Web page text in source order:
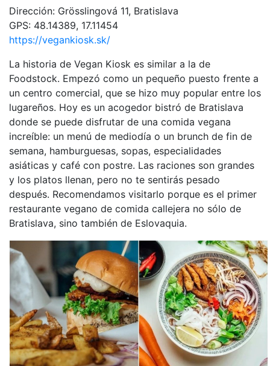
Dirección: Grösslingová 11, Bratislava
GPS: 48.14389, 17.11454
https://vegankiosk.sk/
La historia de Vegan Kiosk es similar a la de
Foodstock. Empezó como un pequeño puesto frente a
un centro comercial, que se hizo muy popular entre los
lugareños. Hoy es un acogedor bistró de Bratislava
donde se puede disfrutar de una comida vegana
increíble: un menú de mediodía o un brunch de fin de
semana, hamburguesas, sopas, especialidades
asiáticas y café con postre. Las raciones son grandes
y los platos llenan, pero no te sentirás pesado
después. Recomendamos visitarlo porque es el primer
restaurante vegano de comida callejera no sólo de
Bratislava, sino también de Eslovaquia.